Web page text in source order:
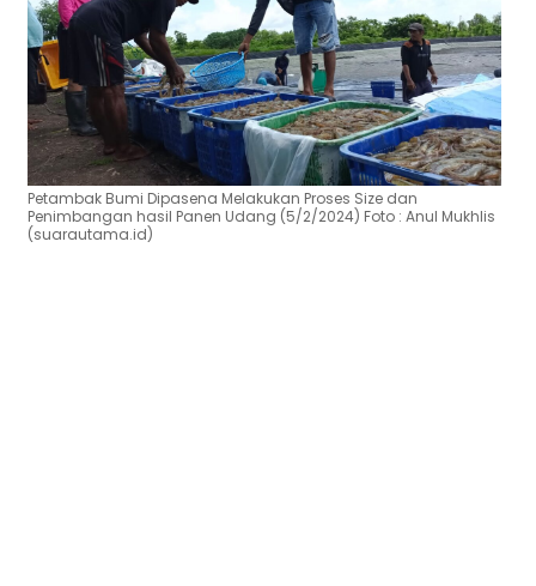
Petambak Bumi Dipasena Melakukan Proses Size dan
Penimbangan hasil Panen Udang (5/2/2024) Foto : Anul Mukhlis
(suarautama.id)